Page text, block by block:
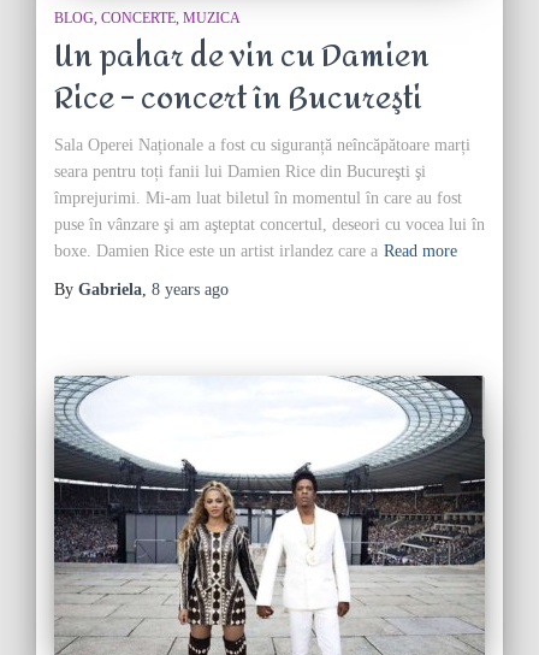
BLOG CONCERTE MUZICA
Un pahar de vin cu Damien
Rice – concert în Bucureşti
Sala Operei Naționale a fost cu siguranță neîncăpătoare marți
seara pentru toți fanii lui Damien Rice din Bucureşti şi
împrejurimi. Mi-am luat biletul în momentul în care au fost
puse în vânzare şi am aşteptat concertul, deseori cu vocea lui în
boxe. Damien Rice este un artist irlandez care a Read more
By Gabriela, 8 years ago